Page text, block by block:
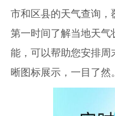
市和区县的天气查询
第一时间了解当地天
能，可以帮助您安排
晰图标展示，一目了然。